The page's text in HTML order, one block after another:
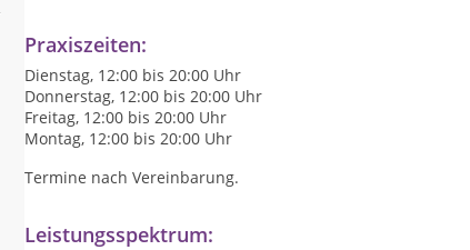
Praxiszeiten:
Dienstag, 12:00 bis 20:00 Uhr
Donnerstag, 12:00 bis 20:00 Uhr
Freitag, 12:00 bis 20:00 Uhr
Montag, 12:00 bis 20:00 Uhr
Termine nach Vereinbarung.
Leistungsspektrum: